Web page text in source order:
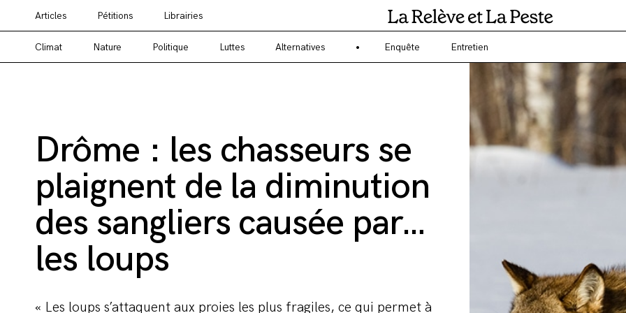
Vous cherchez un média alternatif ? Un média engagé sur l'écologie et l'environnement ? La Relève et la Peste est un
Articles Pétitions Librairies
Climat Nature Politique Luttes Alternatives Enquête Entretien
Drôme : les chasseurs se
plaignent de la diminution
des sangliers causée par…
les loups
« Les loups s’attaquent aux proies les plus fragiles, ce qui permet à